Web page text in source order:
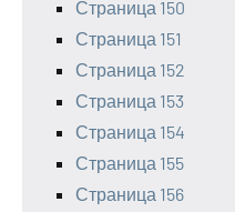
Страница 150
Страница 151
Страница 152
Страница 153
Страница 154
Страница 155
Страница 156